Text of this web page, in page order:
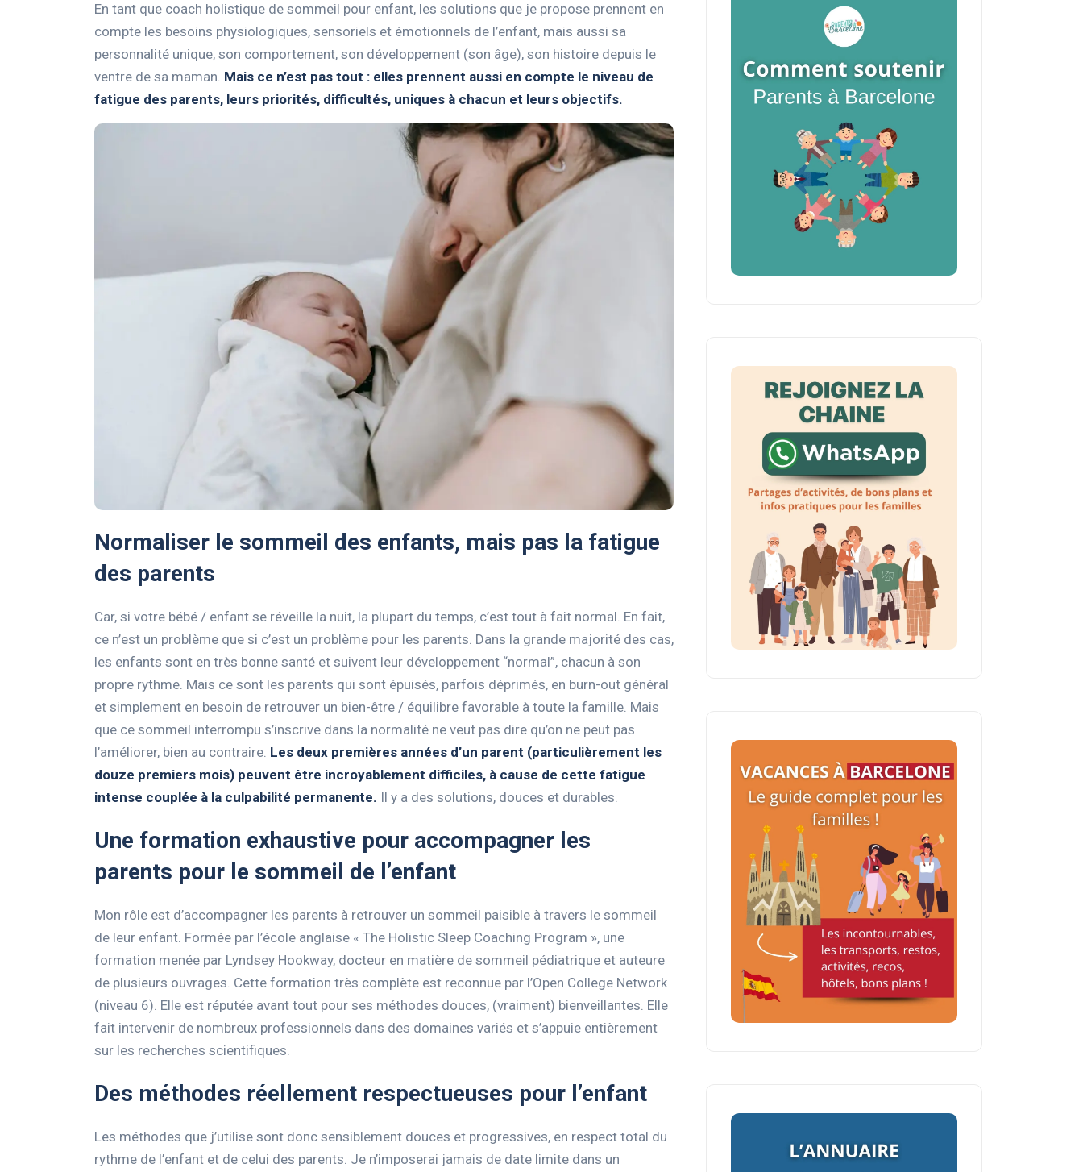
En tant que coach holistique de sommeil pour enfant, les solutions que je propose prennent en
compte les besoins physiologiques, sensoriels et émotionnels de l’enfant, mais aussi sa
personnalité unique, son comportement, son développement (son âge), son histoire depuis le
ventre de sa maman. Mais ce n’est pas tout : elles prennent aussi en compte le niveau de
fatigue des parents, leurs priorités, difficultés, uniques à chacun et leurs objectifs.
Normaliser le sommeil des enfants, mais pas la fatigue
des parents
Car, si votre bébé / enfant se réveille la nuit, la plupart du temps, c’est tout à fait normal. En fait,
ce n’est un problème que si c’est un problème pour les parents. Dans la grande majorité des cas,
les enfants sont en très bonne santé et suivent leur développement “normal”, chacun à son
propre rythme. Mais ce sont les parents qui sont épuisés, parfois déprimés, en burn-out général
et simplement en besoin de retrouver un bien-être / équilibre favorable à toute la famille. Mais
que ce sommeil interrompu s’inscrive dans la normalité ne veut pas dire qu’on ne peut pas
l’améliorer, bien au contraire. Les deux premières années d’un parent (particulièrement les
douze premiers mois) peuvent être incroyablement difficiles, à cause de cette fatigue
intense couplée à la culpabilité permanente. Il y a des solutions, douces et durables.
Une formation exhaustive pour accompagner les
parents pour le sommeil de l’enfant
Mon rôle est d’accompagner les parents à retrouver un sommeil paisible à travers le sommeil
de leur enfant. Formée par l’école anglaise « The Holistic Sleep Coaching Program », une
formation menée par Lyndsey Hookway, docteur en matière de sommeil pédiatrique et auteure
de plusieurs ouvrages. Cette formation très complète est reconnue par l’Open College Network
(niveau 6). Elle est réputée avant tout pour ses méthodes douces, (vraiment) bienveillantes. Elle
fait intervenir de nombreux professionnels dans des domaines variés et s’appuie entièrement
sur les recherches scientifiques.
Des méthodes réellement respectueuses pour l’enfant
Les méthodes que j’utilise sont donc sensiblement douces et progressives, en respect total du
rythme de l’enfant et de celui des parents. Je n’imposerai jamais de date limite dans un